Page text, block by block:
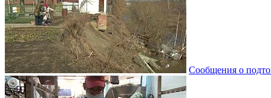
Сообщения о